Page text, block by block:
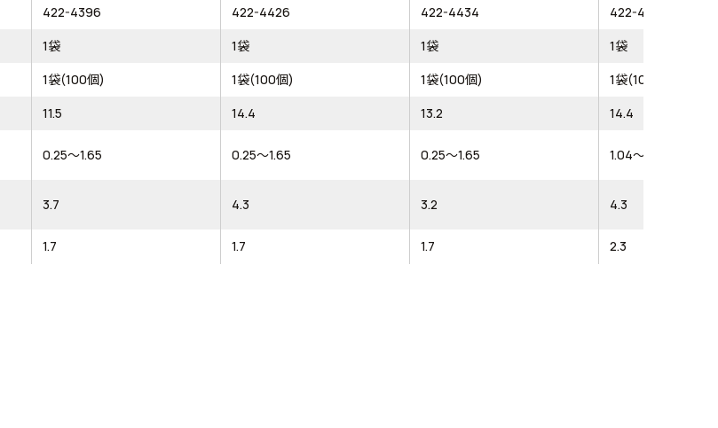
422-4396 422-4426 422-4434
422-4639
1袋 1袋 1袋
1袋
1袋(100個) 1袋(100個) 1袋(100個)
1袋(100個)
11.5 14.4 13.2
14.4
0.25～1.65 0.25～1.65 0.25～1.65 1.04～2.63
3.7 4.3 3.2 4.3
1.7 1.7 1.7 2.3